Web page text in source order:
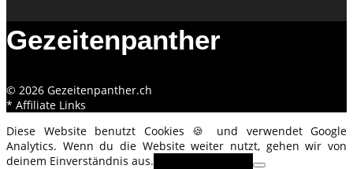
Gezeitenpanther
© 2026 Gezeitenpanther.ch
* Affiliate Links
Diese Website benutzt Cookies 🍪 und verwendet Google
Analytics. Wenn du die Website weiter nutzt, gehen wir von
deinem Einverständnis aus.